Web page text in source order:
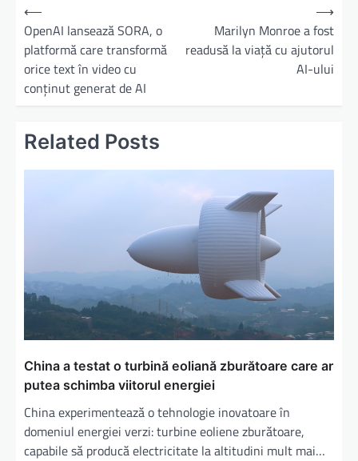
⟵
OpenAI lansează SORA, o
platformă care transformă
orice text în video cu
conținut generat de AI
Marilyn Monroe a fost
readusă la viață cu ajutorul
AI-ului
⟶
Related Posts
China a testat o turbină eoliană zburătoare care ar
putea schimba viitorul energiei
China experimentează o tehnologie inovatoare în
domeniul energiei verzi: turbine eoliene zburătoare,
capabile să producă electricitate la altitudini mult mai…